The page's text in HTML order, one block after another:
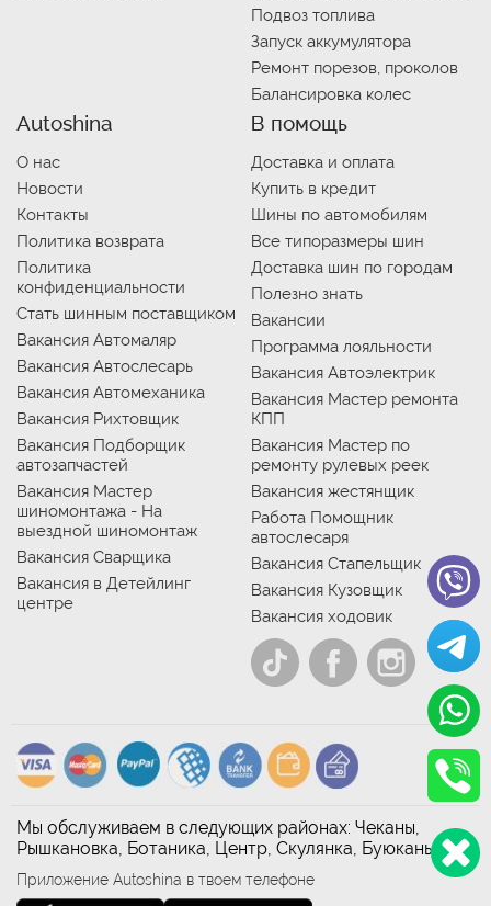
Подвоз топлива
Запуск аккумулятора
Ремонт порезов, проколов
Балансировка колес
Autoshina
О нас
Новости
Контакты
Политика возврата
Политика
конфиденциальности
Стать шинным поставщиком
Вакансия Автомаляр
Вакансия Автослесарь
Вакансия Автомеханика
Вакансия Рихтовщик
Вакансия Подборщик
автозапчастей
Вакансия Мастер
шиномонтажа - На
выездной шиномонтаж
Вакансия Сварщика
Вакансия в Детейлинг
центре
В помощь
Доставка и оплата
Купить в кредит
Шины по автомобилям
Все типоразмеры шин
Доставка шин по городам
Полезно знать
Вакансии
Программа лояльности
Вакансия Автоэлектрик
Вакансия Мастер ремонта
КПП
Вакансия Мастер по
ремонту рулевых реек
Вакансия жестянщик
Работа Помощник
автослесаря
Вакансия Стапельщик
Вакансия Кузовщик
Вакансия ходовик
Мы обслуживаем в следующих районах: Чеканы,
Рышкановка, Ботаника, Центр, Скулянка, Буюканы
Приложение Autoshina в твоем телефоне